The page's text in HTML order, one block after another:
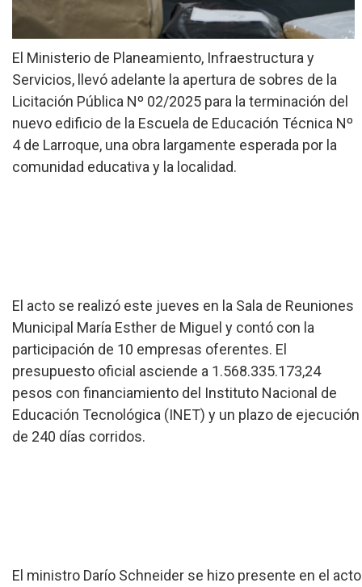
»
Política
El Ministerio de Planeamiento, Infraestructura y
Servicios, llevó adelante la apertura de sobres de la
Licitación Pública Nº 02/2025 para la terminación del
nuevo edificio de la Escuela de Educación Técnica Nº
4 de Larroque, una obra largamente esperada por la
comunidad educativa y la localidad.
El acto se realizó este jueves en la Sala de Reuniones
Municipal María Esther de Miguel y contó con la
participación de 10 empresas oferentes. El
presupuesto oficial asciende a 1.568.335.173,24
pesos con financiamiento del Instituto Nacional de
Educación Tecnológica (INET) y un plazo de ejecución
de 240 días corridos.
El ministro Darío Schneider se hizo presente en el acto